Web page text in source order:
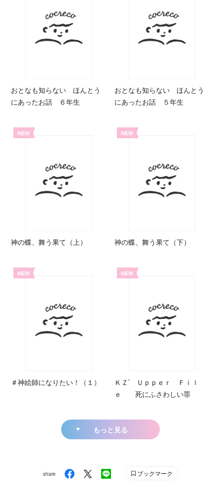
おとなも知らない ほんとう
にあったお話 ６年生
おとなも知らない ほんとう
にあったお話 ５年生
NEW
神の蝶、舞う果て（上）
NEW
神の蝶、舞う果て（下）
NEW
＃神絵師になりたい！（１）
NEW
ＫＺ’ Ｕｐｐｅｒ Ｆｉｌ
ｅ 死にふさわしい罪
もっと見る
share ブックマーク